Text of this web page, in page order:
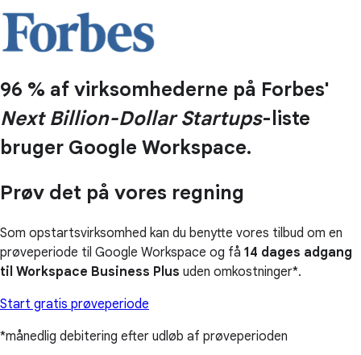
96 % af virksomhederne på Forbes'
Next Billion-Dollar Startups-liste
bruger Google Workspace.
Prøv det på vores regning
Som opstartsvirksomhed kan du benytte vores tilbud om en
prøveperiode til Google Workspace og få 14 dages adgang
til Workspace Business Plus uden omkostninger*.
Start gratis prøveperiode
*månedlig debitering efter udløb af prøveperioden